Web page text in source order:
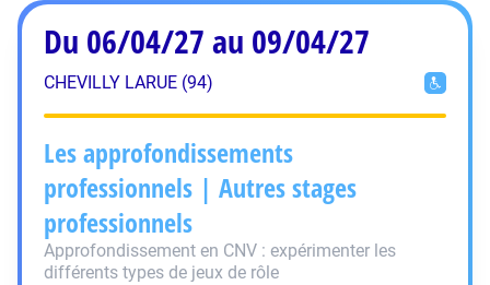
Du 06/04/27 au 09/04/27
CHEVILLY LARUE (94)
Les approfondissements
professionnels | Autres stages
professionnels
Approfondissement en CNV : expérimenter les
différents types de jeux de rôle